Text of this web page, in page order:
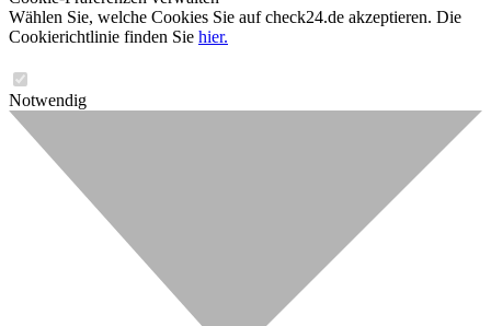
Wählen Sie, welche Cookies Sie auf check24.de akzeptieren. Die
Cookierichtlinie finden Sie hier.
Notwendig